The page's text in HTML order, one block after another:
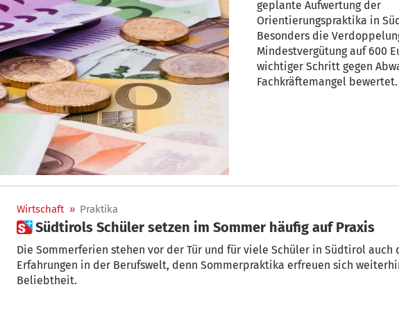
geplante Aufwertung der
Orientierungspraktika in
Besonders die
Mindestvergütung auf 600
wichtiger Schritt gegen
Fachkräftemangel bewertet.
Wirtschaft » Praktika
 Südtirols Schüler setzen im Sommer häufig auf Praxis
Die Sommerferien stehen vor der Tür und für viele Schüler in Südtirol auch
Erfahrungen in der Berufswelt, denn Sommerpraktika erfreuen sich
Beliebtheit.